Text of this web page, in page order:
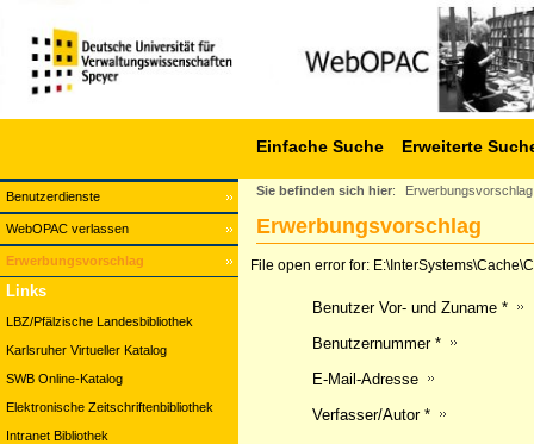
Benutzerdienste
WebOPAC verlassen
Erwerbungsvorschlag
Einfache Suche Erweiterte
Links
LBZ/Pfälzische Landesbibliothek
Karlsruher Virtueller Katalog
SWB Online-Katalog
Elektronische Zeitschriftenbibliothek
Intranet Bibliothek
Sie befinden sich hier: Erwerbungsvorschlag
Erwerbungsvorschlag
File open error for:
Benutzer Vor- und Zuname *
Benutzernummer *
E-Mail-Adresse
Verfasser/Autor *